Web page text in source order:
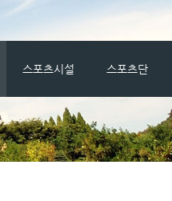
스포츠시설 스포츠단